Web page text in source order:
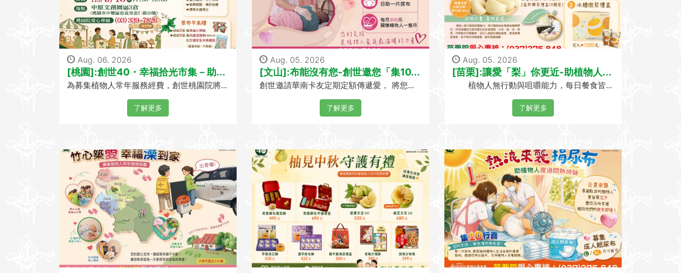
Aug. 06. 2026
[桃園]:創世40・幸福拾光市集－助...
為募集植物人常年服務經費，創世桃園院將...
了解更多
Aug. 05. 2026
[文山]:布能沒有您-創世邀您「集10...
創世邀請華南卡友定期定額傳遞愛， 將您...
了解更多
Aug. 05. 2026
[苗栗]:讓愛「梨」你更近-助植物人...
植物人無行動與咀嚼能力，每日餐食皆...
了解更多